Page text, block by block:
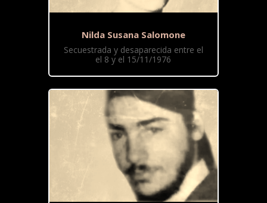
Nilda Susana Salomone
Secuestrada y desaparecida entre el
el 8 y el 15/11/1976